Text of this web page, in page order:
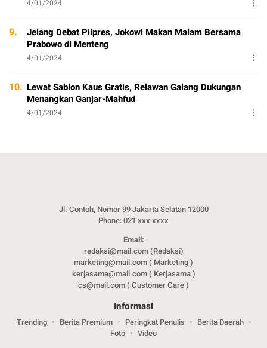
4/01/2024
9.
Jelang Debat Pilpres, Jokowi Makan Malam Bersama
Prabowo di Menteng
4/01/2024
10. Lewat Sablon Kaus Gratis, Relawan Galang Dukungan
Menangkan Ganjar-Mahfud
4/01/2024
Jl. Contoh, Nomor 99 Jakarta Selatan 12000
Phone: 021 xxx xxxx
Email:
redaksi@mail.com (Redaksi)
marketing@mail.com ( Marketing )
kerjasama@mail.com ( Kerjasama )
cs@mail.com ( Customer Care )
Informasi
Trending Berita Premium Peringkat Penulis
Berita Daerah
Foto
Video